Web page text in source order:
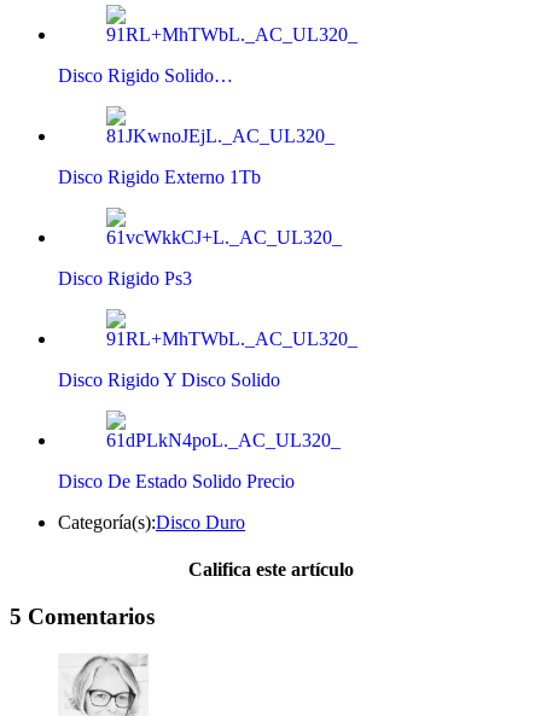
Disco Rigido Solido…
Disco Rigido Externo 1Tb
Disco Rigido Ps3
Disco Rigido Y Disco Solido
Disco De Estado Solido Precio
Categoría(s):Disco Duro
Califica este artículo
5 Comentarios